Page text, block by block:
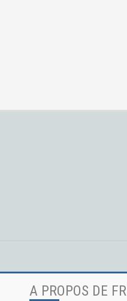
A PROPOS DE FR